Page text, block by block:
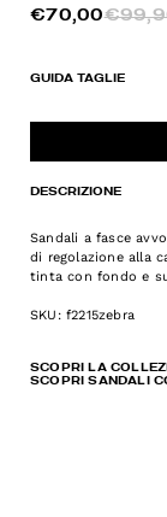
€70,00
GUIDA TAGLIE
DESCRIZIONE
Sandali a fasce
di regolazione alla
tinta con fondo e
SKU: f2215zebra
SCOPRI LA
SCOPRI SANDALI